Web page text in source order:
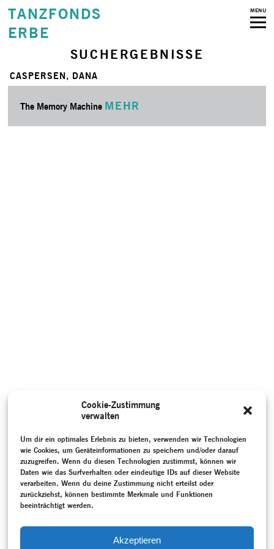
Cookie-Zustimmung
verwalten
Um dir ein optimales Erlebnis zu bieten, verwenden wir Technologien
wie Cookies, um Geräteinformationen zu speichern und/oder darauf
zuzugreifen. Wenn du diesen Technologien zustimmst, können wir
Daten wie das Surfverhalten oder eindeutige IDs auf dieser Website
verarbeiten. Wenn du deine Zustimmung nicht erteilst oder
zurückziehst, können bestimmte Merkmale und Funktionen
beeinträchtigt werden.
Akzeptieren
TANZFONDS
ERBE
MENU
SUCHERGEBNISSE
CASPERSEN, DANA
The Memory Machine MEHR